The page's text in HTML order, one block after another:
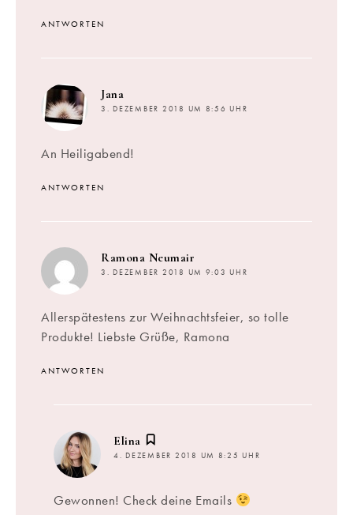
ANTWORTEN
Jana
3. DEZEMBER 2018 UM 8:56 UHR
An Heiligabend!
ANTWORTEN
Ramona Neumair
3. DEZEMBER 2018 UM 9:03 UHR
Allerspätestens zur Weihnachtsfeier, so tolle
Produkte! Liebste Grüße, Ramona
ANTWORTEN
Elina
4. DEZEMBER 2018 UM 8:25 UHR
Gewonnen! Check deine Emails